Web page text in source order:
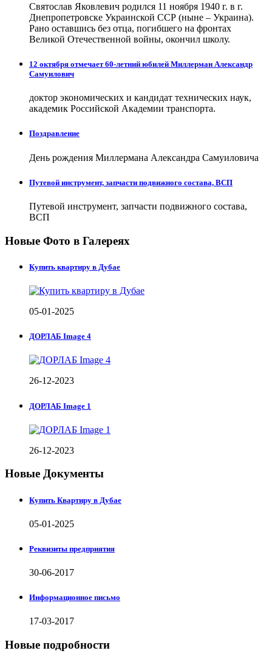
Святослав Яковлевич родился 11 ноября 1940 г. в г.
Днепропетровске Украинской ССР (ныне – Украина).
Рано оставшись без отца, погибшего на фронтах
Великой Отечественной войны, окончил школу.
12 октября отмечает 60-летний юбилей Миллерман Александр
Самуилович
доктор экономических и кандидат технических наук,
академик Российской Академии транспорта.
Поздравление
День рождения Миллермана Александра Самуиловича
Путевой инструмент, запчасти подвижного состава, ВСП
Путевой инструмент, запчасти подвижного состава,
ВСП
Новые Фото в Галереях
Купить квартиру в Дубае
05-01-2025
ДОРЛАБ Image 4
26-12-2023
ДОРЛАБ Image 1
26-12-2023
Новые Документы
Купить Квартиру в Дубае
05-01-2025
Реквизиты предприятия
30-06-2017
Информационное письмо
17-03-2017
Новые подробности